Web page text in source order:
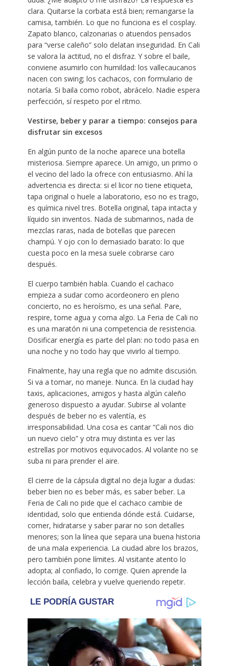
clara. Quitarse la corbata está bien; remangarse la
camisa, también. Lo que no funciona es el cosplay.
Zapato blanco, calzonarias o atuendos pensados
para “verse caleño” solo delatan inseguridad. En Cali
se valora la actitud, no el disfraz. Y sobre el baile,
conviene asumirlo con humildad: los vallecaucanos
nacen con swing; los cachacos, con formulario de
notaría. Si baila como robot, abrácelo. Nadie espera
perfección, sí respeto por el ritmo.
Vestirse, beber y parar a tiempo: consejos para
disfrutar sin excesos
En algún punto de la noche aparece una botella
misteriosa. Siempre aparece. Un amigo, un primo o
el vecino del lado la ofrece con entusiasmo. Ahí la
advertencia es directa: si el licor no tiene etiqueta,
tapa original o huele a laboratorio, eso no es trago,
es química nivel tres. Botella original, tapa intacta y
líquido sin inventos. Nada de submarinos, nada de
mezclas raras, nada de botellas que parecen
champú. Y ojo con lo demasiado barato: lo que
cuesta poco en la mesa suele cobrarse caro
después.
El cuerpo también habla. Cuando el cachaco
empieza a sudar como acordeonero en pleno
concierto, no es heroísmo, es una señal. Pare,
respire, tome agua y coma algo. La Feria de Cali no
es una maratón ni una competencia de resistencia.
Dosificar energía es parte del plan: no todo pasa en
una noche y no todo hay que vivirlo al tiempo.
Finalmente, hay una regla que no admite discusión.
Si va a tomar, no maneje. Nunca. En la ciudad hay
taxis, aplicaciones, amigos y hasta algún caleño
generoso dispuesto a ayudar. Subirse al volante
después de beber no es valentía, es
irresponsabilidad. Una cosa es cantar “Cali nos dio
un nuevo cielo” y otra muy distinta es ver las
estrellas por motivos equivocados. Al volante no se
suba ni para prender el aire.
El cierre de la cápsula digital no deja lugar a dudas:
beber bien no es beber más, es saber beber. La
Feria de Cali no pide que el cachaco cambie de
identidad, solo que entienda dónde está. Cuidarse,
comer, hidratarse y saber parar no son detalles
menores; son la línea que separa una buena historia
de una mala experiencia. La ciudad abre los brazos,
pero también pone límites. Al visitante atento lo
adopta; al confiado, lo corrige. Quien aprende la
lección baila, celebra y vuelve queriendo repetir.